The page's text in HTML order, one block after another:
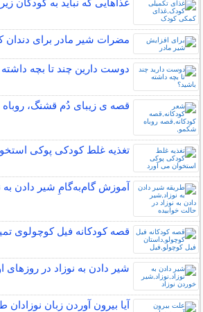
غذاهایی که نباید به کودکان
مضرات شیر مادر برای دندان
دوست دارین چند تا بچه
قصه ی زیبای دُم قشنگ،
تغذیه غلط کودکی پوکی
آموزش گام‌به‌گامِ شیر دادن به
قصه کودکانه فیل کوچولوی
شیر دادن به نوزاد در روزهای
آیا بیرون آوردن زبان